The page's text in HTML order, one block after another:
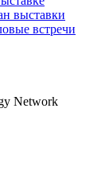
выставки
встречи
Network